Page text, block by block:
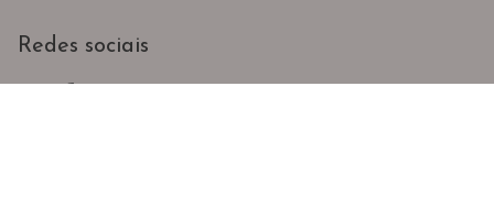
Redes sociais
InstagramFacebook